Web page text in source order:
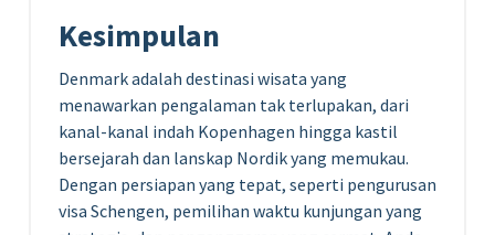
Kesimpulan
Denmark adalah destinasi wisata yang
menawarkan pengalaman tak terlupakan, dari
kanal-kanal indah Kopenhagen hingga kastil
bersejarah dan lanskap Nordik yang memukau.
Dengan persiapan yang tepat, seperti pengurusan
visa Schengen, pemilihan waktu kunjungan yang